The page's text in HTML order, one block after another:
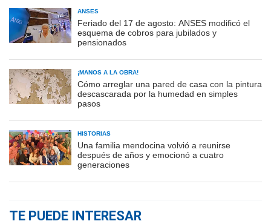
ANSES
Feriado del 17 de agosto: ANSES modificó el
esquema de cobros para jubilados y
pensionados
¡MANOS A LA OBRA!
Cómo arreglar una pared de casa con la pintura
descascarada por la humedad en simples
pasos
HISTORIAS
Una familia mendocina volvió a reunirse
después de años y emocionó a cuatro
generaciones
TE PUEDE INTERESAR